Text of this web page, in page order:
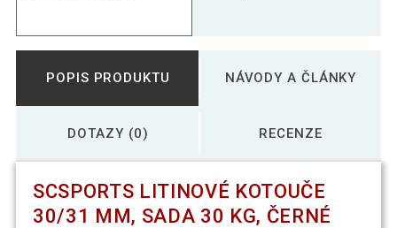
POPIS PRODUKTU NÁVODY A ČLÁNKY
DOTAZY (0) RECENZE
SCSPORTS LITINOVÉ KOTOUČE
30/31 MM, SADA 30 KG, ČERNÉ